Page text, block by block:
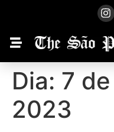
Dia: 7
2023